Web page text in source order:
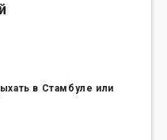
в Стамбуле или